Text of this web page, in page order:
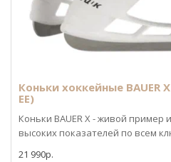
Коньки хоккейные BAUER
EE)
Коньки BAUER X - живой пример
высоких показателей по всем
21 990р.